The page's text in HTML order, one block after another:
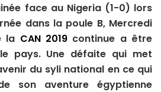
face au Nigeria (1-0) lors
dans la poule B, Mercredi
la CAN 2019 continue a être
pays. Une défaite qui met
du syli national en ce qui
son aventure égyptienne